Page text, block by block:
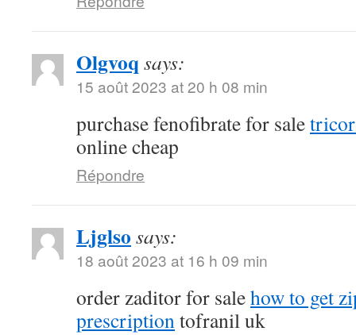
Olgvoq says:
15 août 2023 at 20 h 08 min
purchase fenofibrate for sale
online cheap
Répondre
Ljglso says:
18 août 2023 at 16 h 09 min
order zaditor for salehow to get
prescriptiontofranil uk